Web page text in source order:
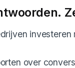
investeren
over